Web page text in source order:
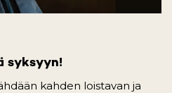
syksyyn!
kahden loistavan ja